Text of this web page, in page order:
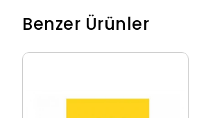
Benzer Ürünler